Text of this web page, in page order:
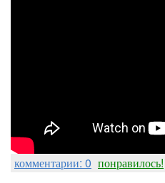
комментарии: 0 понравилось!